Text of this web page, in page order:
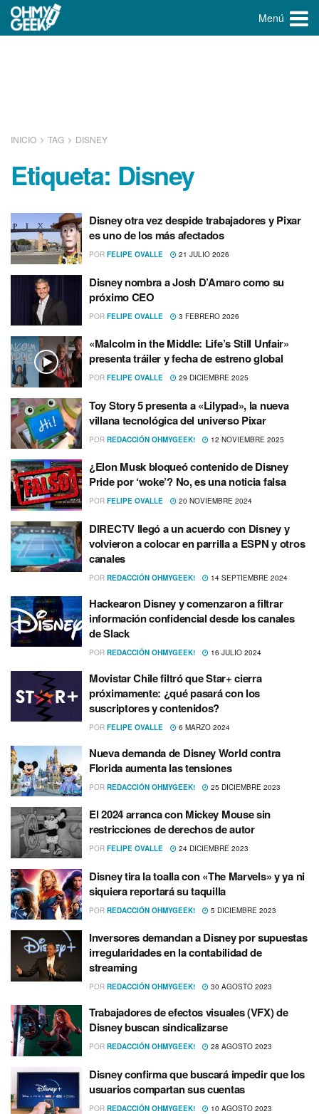
Menú
INICIO TAG DISNEY
Etiqueta: Disney
Disney otra vez despide trabajadores y Pixar
es uno de los más afectados
POR FELIPE OVALLE 21 JULIO 2026
Disney nombra a Josh D’Amaro como su
próximo CEO
POR FELIPE OVALLE 3 FEBRERO 2026
«Malcolm in the Middle: Life’s Still Unfair»
presenta tráiler y fecha de estreno global
POR FELIPE OVALLE 29 DICIEMBRE 2025
Toy Story 5 presenta a «Lilypad», la nueva
villana tecnológica del universo Pixar
POR REDACCIÓN OHMYGEEK! 12 NOVIEMBRE 2025
¿Elon Musk bloqueó contenido de Disney
Pride por ‘woke’? No, es una noticia falsa
POR FELIPE OVALLE 20 NOVIEMBRE 2024
DIRECTV llegó a un acuerdo con Disney y
volvieron a colocar en parrilla a ESPN y otros
canales
POR REDACCIÓN OHMYGEEK! 14 SEPTIEMBRE 2024
Hackearon Disney y comenzaron a filtrar
información confidencial desde los canales
de Slack
POR REDACCIÓN OHMYGEEK! 16 JULIO 2024
Movistar Chile filtró que Star+ cierra
próximamente: ¿qué pasará con los
suscriptores y contenidos?
POR FELIPE OVALLE 6 MARZO 2024
Nueva demanda de Disney World contra
Florida aumenta las tensiones
POR REDACCIÓN OHMYGEEK! 25 DICIEMBRE 2023
El 2024 arranca con Mickey Mouse sin
restricciones de derechos de autor
POR FELIPE OVALLE 24 DICIEMBRE 2023
Disney tira la toalla con «The Marvels» y ya ni
siquiera reportará su taquilla
POR REDACCIÓN OHMYGEEK! 5 DICIEMBRE 2023
Inversores demandan a Disney por supuestas
irregularidades en la contabilidad de
streaming
POR REDACCIÓN OHMYGEEK! 30 AGOSTO 2023
Trabajadores de efectos visuales (VFX) de
Disney buscan sindicalizarse
POR REDACCIÓN OHMYGEEK! 28 AGOSTO 2023
Disney confirma que buscará impedir que los
usuarios compartan sus cuentas
POR REDACCIÓN OHMYGEEK! 10 AGOSTO 2023